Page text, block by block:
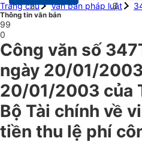
Trang chủ
Văn bản pháp luật
Thông tin văn bản
99
0
Công văn số
ngày 20/01/
20/01/2003 của
Bộ Tài chính về
tiền thu lệ phí